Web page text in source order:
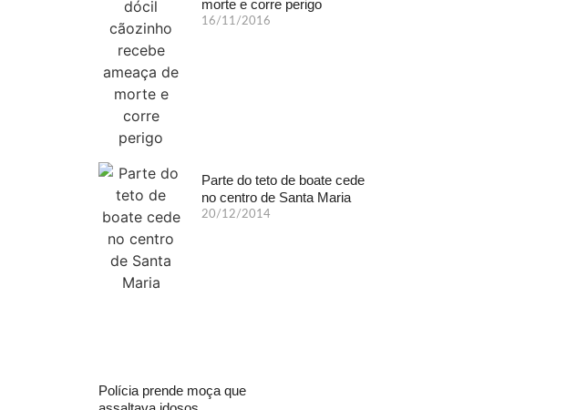
morte e corre perigo
16/11/2016
Parte do teto de boate cede
no centro de Santa Maria
20/12/2014
Polícia prende moça que